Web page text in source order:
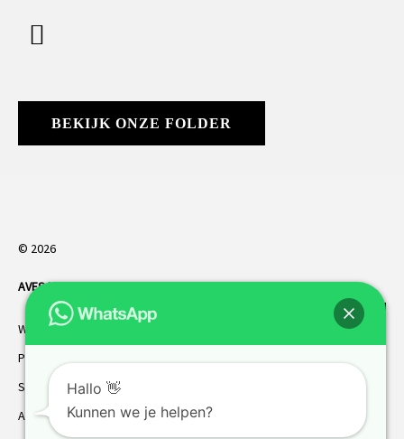
BEKIJK ONZE FOLDER
© 2026
AVES HORREN. Alle rechten voorbehouden.
Webdesign Vanoo Media
Privacybeleid
Sitemap
AVES garantie
Hallo 👋
Kunnen we je helpen?